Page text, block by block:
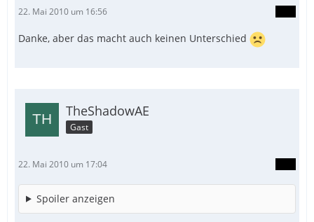
22. Mai 2010 um 16:56
Danke, aber das macht auch keinen Unterschied
TheShadowAE
Gast
22. Mai 2010 um 17:04
Spoiler anzeigen